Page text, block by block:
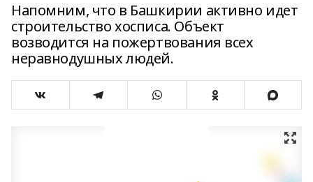
Напомним, что в Башкирии активно идет
строительство хосписа. Объект
возводится на пожертвования всех
неравнодушных людей.